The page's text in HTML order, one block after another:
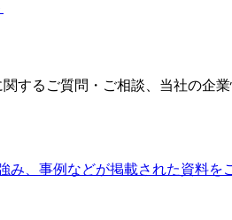
するご質問・ご相談、当社の企
み、事例などが掲載された資料を